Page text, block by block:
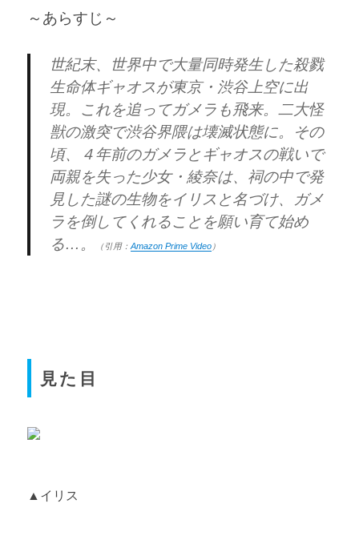
～あらすじ～
世紀末、世界中で大量同時発生した殺戮
生命体ギャオスが東京・渋谷上空に出
現。これを追ってガメラも飛来。二大怪
獣の激突で渋谷界隈は壊滅状態に。その
頃、４年前のガメラとギャオスの戦いで
両親を失った少女・綾奈は、祠の中で発
見した謎の生物をイリスと名づけ、ガメ
ラを倒してくれることを願い育て始め
る…。
（引用：Amazon Prime Video ）
見た目
▲イリス